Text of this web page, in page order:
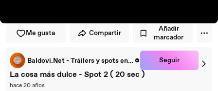
Me gusta Compartir
Añadir
marcador
Baldovi.Net - Tráilers y spots en español Seguir
La cosa más dulce - Spot 2 ( 20 sec )
hace 20 años